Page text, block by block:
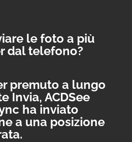
le foto a più
dal telefono?
premuto a lungo
Invia, ACDSee
ha inviato
a una posizione